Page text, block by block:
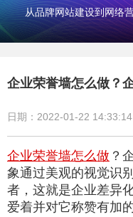
从品牌网站建设到网络
企业荣誉墙怎么做？
日期：2022-01-22 14:33:14
企业荣誉墙怎么做 ？
象通过美观的视觉识
者，这就是企业差异
爱着并对它称赞有加的